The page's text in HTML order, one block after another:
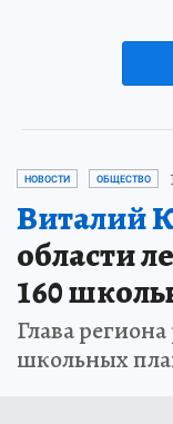
НОВОСТИ ОБЩЕСТВО
Виталий
области
160
Глава
школьных